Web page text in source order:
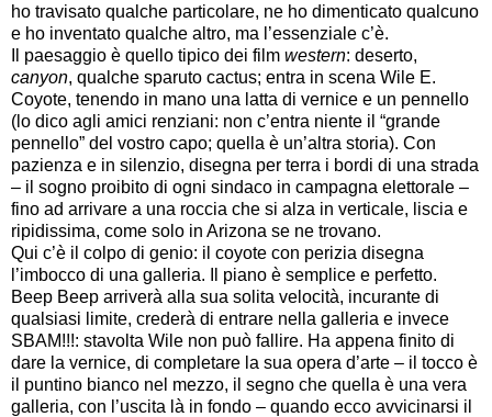
ho travisato qualche particolare, ne ho dimenticato qualcuno
e ho inventato qualche altro, ma l’essenziale c’è.
Il paesaggio è quello tipico dei film western: deserto,
canyon, qualche sparuto cactus; entra in scena Wile E.
Coyote, tenendo in mano una latta di vernice e un pennello
(lo dico agli amici renziani: non c’entra niente il “grande
pennello” del vostro capo; quella è un’altra storia). Con
pazienza e in silenzio, disegna per terra i bordi di una strada
– il sogno proibito di ogni sindaco in campagna elettorale –
fino ad arrivare a una roccia che si alza in verticale, liscia e
ripidissima, come solo in Arizona se ne trovano.
Qui c’è il colpo di genio: il coyote con perizia disegna
l’imbocco di una galleria. Il piano è semplice e perfetto.
Beep Beep arriverà alla sua solita velocità, incurante di
qualsiasi limite, crederà di entrare nella galleria e invece
SBAM!!!: stavolta Wile non può fallire. Ha appena finito di
dare la vernice, di completare la sua opera d’arte – il tocco è
il puntino bianco nel mezzo, il segno che quella è una vera
galleria, con l’uscita là in fondo – quando ecco avvicinarsi il